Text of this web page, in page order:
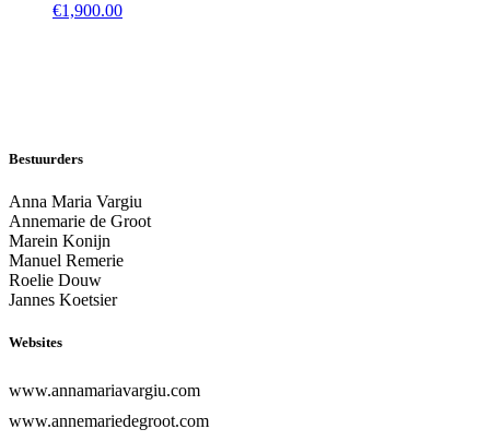
€1,900.00
Bestuurders
Anna Maria Vargiu
Annemarie de Groot
Marein Konijn
Manuel Remerie
Roelie Douw
Jannes Koetsier
Websites
www.annamariavargiu.com
www.annemariedegroot.com